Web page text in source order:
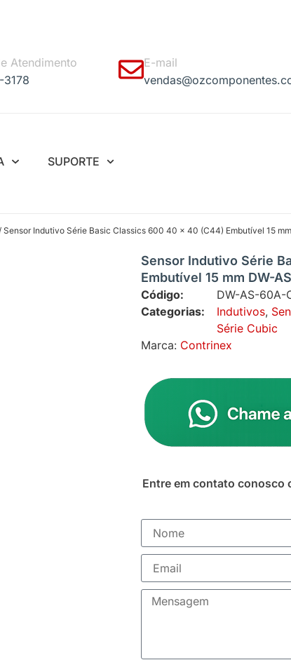
Atendimento
3178
E-mail
SUPORTE
Sensor Indutivo Série Basic Classics 600 40 x 40 (C44) Embutível 15
Sensor Indutivo Série
Embutível 15 mm DW-
Código:
DW-AS-60A-
Categorias:
Indutivos,
Série Cubic
Marca: Contrinex
Entre em contato conosco